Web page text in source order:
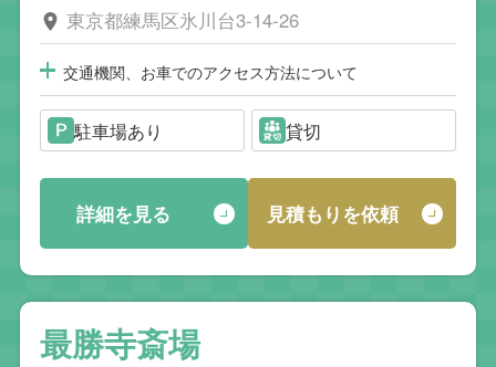
東京都練馬区氷川台3-14-26
交通機関、お車でのアクセス方法について
駐車場あり 貸切
詳細を見る 見積もりを依頼
最勝寺斎場